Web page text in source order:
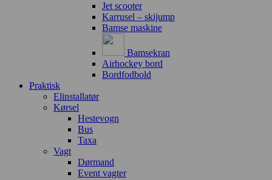
Jet scooter
Karrusel – skijump
Bamse maskine
Bamsekran
Airhockey bord
Bordfodbold
Praktisk
Elinstallatør
Kørsel
Hestevogn
Bus
Taxa
Vagt
Dørmand
Event vagter